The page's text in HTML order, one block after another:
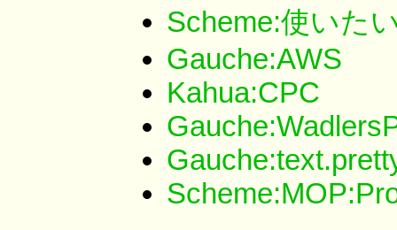
Scheme:使いた
Gauche:AWS
Kahua:CPC